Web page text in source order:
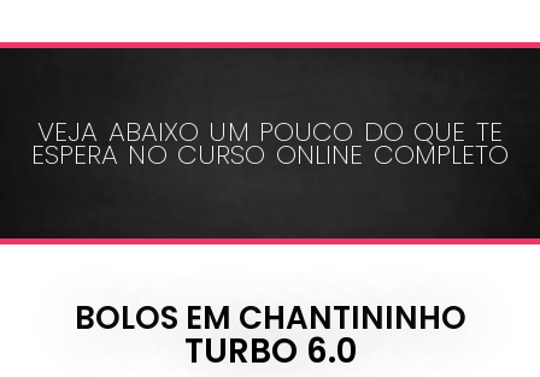
VEJA ABAIXO UM POUCO DO QUE TE
ESPERA NO CURSO ONLINE COMPLETO
BOLOS EM CHANTININHO
TURBO 6.0